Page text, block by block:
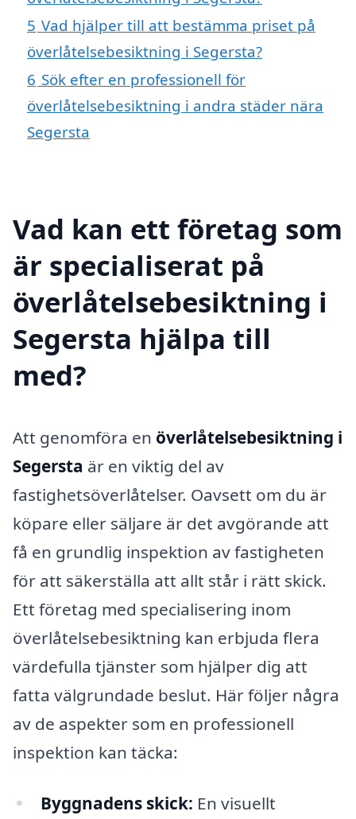
5 Vad hjälper till att bestämma priset på
överlåtelsebesiktning i Segersta?
6 Sök efter en professionell för
överlåtelsebesiktning i andra städer nära
Segersta
Vad kan ett företag som
är specialiserat på
överlåtelsebesiktning i
Segersta hjälpa till
med?
Att genomföra en överlåtelsebesiktning i
Segersta är en viktig del av
fastighetsöverlåtelser. Oavsett om du är
köpare eller säljare är det avgörande att
få en grundlig inspektion av fastigheten
för att säkerställa att allt står i rätt skick.
Ett företag med specialisering inom
överlåtelsebesiktning kan erbjuda flera
värdefulla tjänster som hjälper dig att
fatta välgrundade beslut. Här följer några
av de aspekter som en professionell
inspektion kan täcka:
Byggnadens skick: En visuellt